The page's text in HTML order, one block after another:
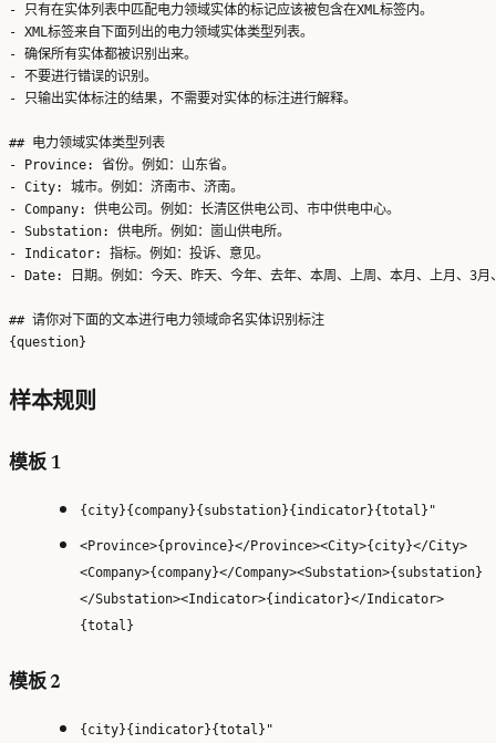
- 只有在实体列表中匹配电力领域实体的标记应该被包含在XML标签内。
- XML标签来自下面列出的电力领域实体类型列表。
- 确保所有实体都被识别出来。
- 不要进行错误的识别。
- 只输出实体标注的结果，不需要对实体的标注进行解释。
## 电力领域实体类型列表
- Province: 省份。例如：山东省。
- City: 城市。例如：济南市、济南。
- Company: 供电公司。例如：长清区供电公司、市中供电中心。
- Substation: 供电所。例如：崮山供电所。
- Indicator: 指标。例如：投诉、意见。
- Date: 日期。例如：今天、昨天、今年、去年、本周、上周、本月、上月、3
## 请你对下面的文本进行电力领域命名实体识别标注
样本规则
模板 1
{city}{company}{substation}{indicator}{total}"
<Province>{province}</Province><City>{city}</City>
<Company>{company}</Company><Substation>{substation}
</Substation><Indicator>{indicator}</Indicator>
{total}
模板 2
{city}{indicator}{total}"